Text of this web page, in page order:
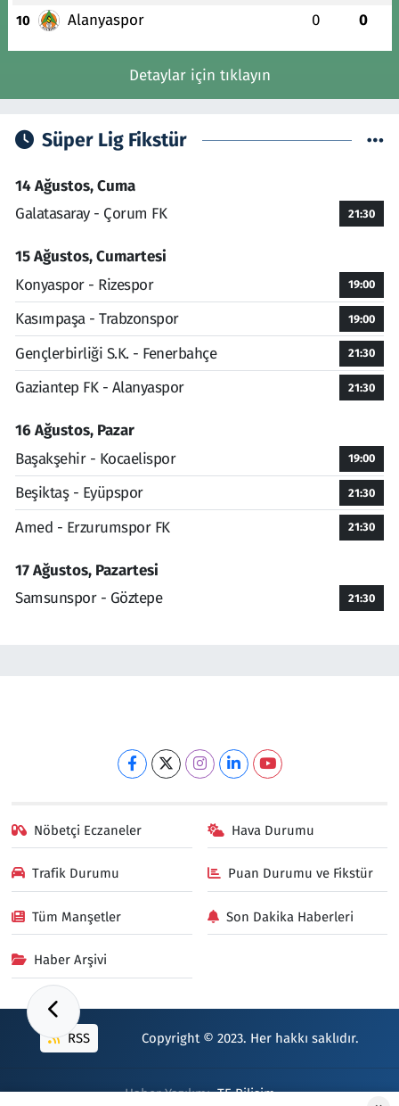
10 Alanyaspor 0 0
Detaylar için tıklayın
Süper Lig Fikstür
14 Ağustos, Cuma
Galatasaray - Çorum FK
21:30
15 Ağustos, Cumartesi
Konyaspor - Rizespor
19:00
Kasımpaşa - Trabzonspor 19:00
Gençlerbirliği S.K. - Fenerbahçe 21:30
Gaziantep FK - Alanyaspor 21:30
16 Ağustos, Pazar
Başakşehir - Kocaelispor
19:00
Beşiktaş - Eyüpspor 21:30
Amed - Erzurumspor FK 21:30
17 Ağustos, Pazartesi
Samsunspor - Göztepe
21:30
Nöbetçi Eczaneler Hava Durumu
Trafik Durumu Puan Durumu ve Fikstür
Tüm Manşetler Son Dakika Haberleri
Haber Arşivi
RSS Copyright © 2023. Her hakkı saklıdır.
Haber Yazılımı:TE Bilişim